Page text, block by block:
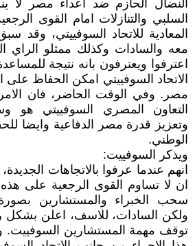
النضال الحازم ضد اعداء مصر لا
السلبي والتنازلات امام القوى
المعادية للاتحاد السوفييتي، وقد
معه والسادات وكذلك ممثلو الراي
اعترفوا ويعترفون بانه نتيجة
الاتحاد السوفييتي امكن الحفاظ
مصر. وفي الوقت الحاضر، فان
التعاون المصري السوفييتي هو
وتعزيز قدرة مصر الدفاعية وايضا
الوطني.
ويذكر السوفييت:
انهم عندما عرفوا بالاتجاهات
ان لا تساوم القوى الرجعية على
سحب الخبراء والمستشارين بصورة
ولكن السادات، للاسف، اعلن
توقف مهمة المستشارين السوفييت.